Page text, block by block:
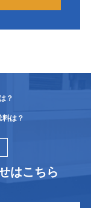
？
料は？
はこちら